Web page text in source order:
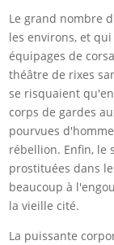
Le grand nombre
les environs, et
équipages de
théâtre de rixes
se risquaient
corps de gardes
pourvues
rébellion. Enfin, le
prostituées dans
beaucoup à
la vieille cité.
La puissante